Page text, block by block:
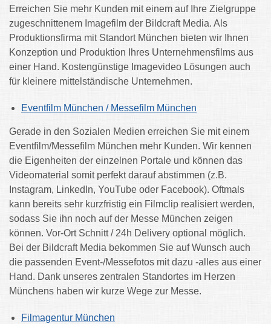
Erreichen Sie mehr Kunden mit einem auf Ihre Zielgruppe
zugeschnittenem Imagefilm der Bildcraft Media. Als
Produktionsfirma mit Standort München bieten wir Ihnen
Konzeption und Produktion Ihres Unternehmensfilms aus
einer Hand. Kostengünstige Imagevideo Lösungen auch
für kleinere mittelständische Unternehmen.
Eventfilm München / Messefilm München
Gerade in den Sozialen Medien erreichen Sie mit einem
Eventfilm/Messefilm München mehr Kunden. Wir kennen
die Eigenheiten der einzelnen Portale und können das
Videomaterial somit perfekt darauf abstimmen (z.B.
Instagram, LinkedIn, YouTube oder Facebook). Oftmals
kann bereits sehr kurzfristig ein Filmclip realisiert werden,
sodass Sie ihn noch auf der Messe München zeigen
können. Vor-Ort Schnitt / 24h Delivery optional möglich.
Bei der Bildcraft Media bekommen Sie auf Wunsch auch
die passenden Event-/Messefotos mit dazu -alles aus einer
Hand. Dank unseres zentralen Standortes im Herzen
Münchens haben wir kurze Wege zur Messe.
Filmagentur München